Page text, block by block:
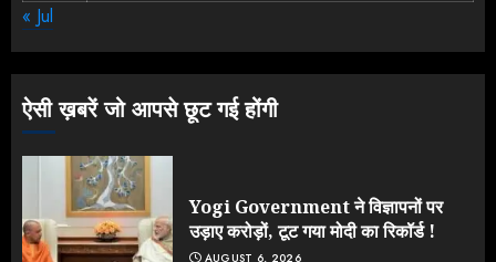
3
« Jul
ऐसी ख़बरें जो आपसे छूट गई होंगी
Yogi Government ने विज्ञापनों पर
उड़ाए करोड़ों, टूट गया मोदी का रिकॉर्ड !
AUGUST 6, 2026